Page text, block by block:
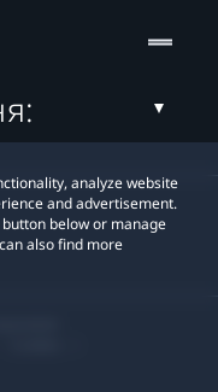
analyze website
and advertisement.
below or manage
also find more